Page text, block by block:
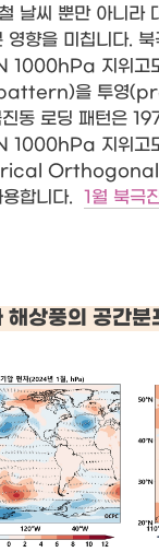
날씨 뿐만 아니라
영향을 미칩니다.
1000hPa 지위고
을 투영
진동 로딩 패턴은
1000hPa 지위고
Orthogonal
합니다. 1월 북극
상풍의 공간분